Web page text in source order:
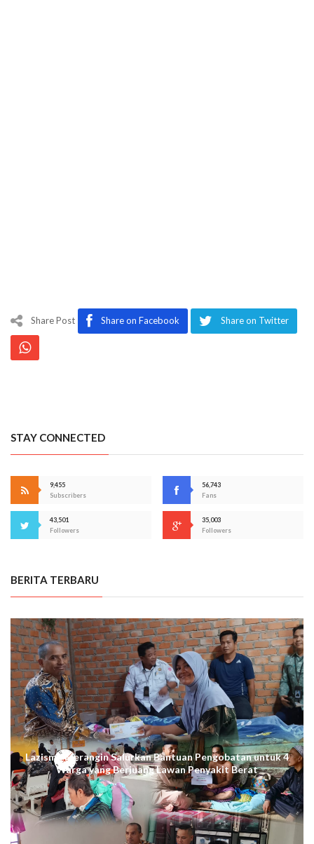
Share Post Share on Facebook Share on Twitter
STAY CONNECTED
9,455
Subscribers
56,743
Fans
43,501
Followers
35,003
Followers
BERITA TERBARU
Lazismu Merangin Salurkan Bantuan Pengobatan untuk 4
Warga yang Berjuang Lawan Penyakit Berat